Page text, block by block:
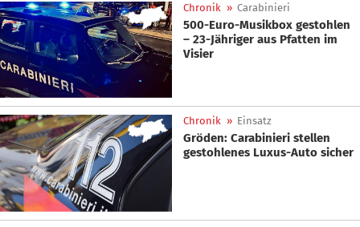
Chronik » Carabinieri
500-Euro-Musikbox gestohlen
– 23-Jähriger aus Pfatten im
Visier
Chronik » Einsatz
Gröden: Carabinieri stellen
gestohlenes Luxus-Auto sicher